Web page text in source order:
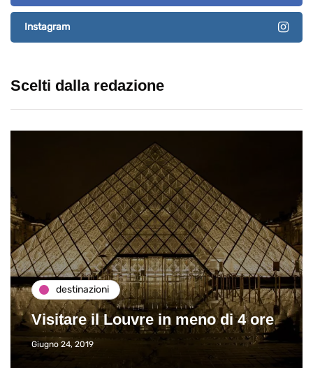
Instagram
Scelti dalla redazione
destinazioni
Visitare il Louvre in meno di 4 ore
Giugno 24, 2019